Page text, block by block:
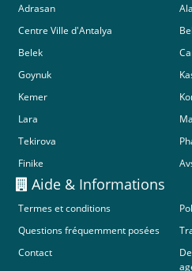
Adrasan
Centre Ville d'Antalya
Belek
Goynuk
Kemer
Lara
Tekirova
Finike
Aide & Informations
Termes et conditions
Questions fréquemment posées
Contact